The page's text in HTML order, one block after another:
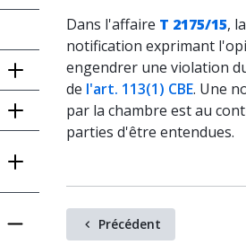
Dans l'affaire T 2175/15,
notification exprimant
engendrer une violation
de l'art. 113(1) CBE. Une
par la chambre est au
parties d'être entendues.
Précédent